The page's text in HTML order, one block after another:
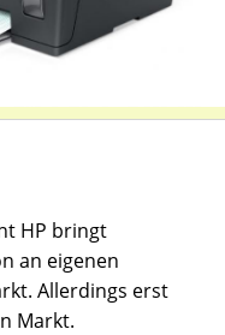
HP bringt
an eigenen
Allerdings erst
Markt.